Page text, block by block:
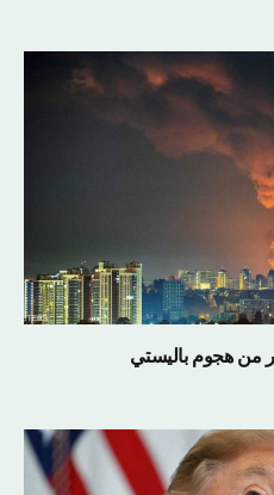
من هجوم باليستي